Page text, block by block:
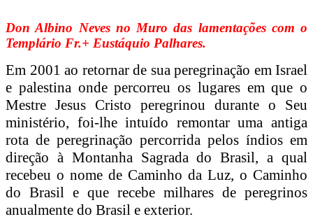
Don Albino Neves no Muro das lamentações com o
Templário Fr.+ Eustáquio Palhares.
Em 2001 ao retornar de sua peregrinação em Israel
e palestina onde percorreu os lugares em que o
Mestre Jesus Cristo peregrinou durante o Seu
ministério, foi-lhe intuído remontar uma antiga
rota de peregrinação percorrida pelos índios em
direção à Montanha Sagrada do Brasil, a qual
recebeu o nome de Caminho da Luz, o Caminho
do Brasil e que recebe milhares de peregrinos
anualmente do Brasil e exterior.